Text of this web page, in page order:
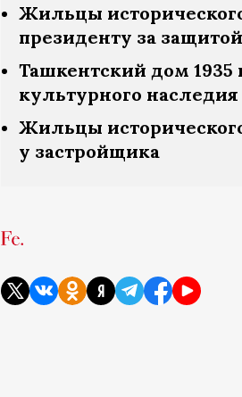
Жильцы
президенту за защитой
Ташкентский дом 1935
культурного наследия
Жильцы
у застройщика